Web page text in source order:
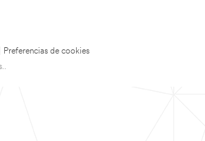
Preferencias de cookies